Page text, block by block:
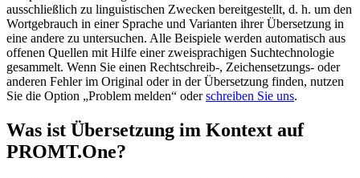
ausschließlich zu linguistischen Zwecken bereitgestellt, d. h. um den
Wortgebrauch in einer Sprache und Varianten ihrer Übersetzung in
eine andere zu untersuchen. Alle Beispiele werden automatisch aus
offenen Quellen mit Hilfe einer zweisprachigen Suchtechnologie
gesammelt. Wenn Sie einen Rechtschreib-, Zeichensetzungs- oder
anderen Fehler im Original oder in der Übersetzung finden, nutzen
Sie die Option „Problem melden“ oderschreiben Sie uns.
Was ist Übersetzung im Kontext auf
PROMT.One?